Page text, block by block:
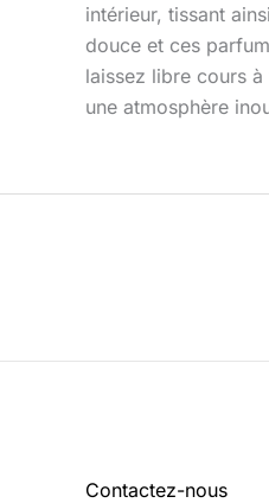
intérieur, tissant
douce et ces
laissez libre cours
une atmosphère
Contactez-nous